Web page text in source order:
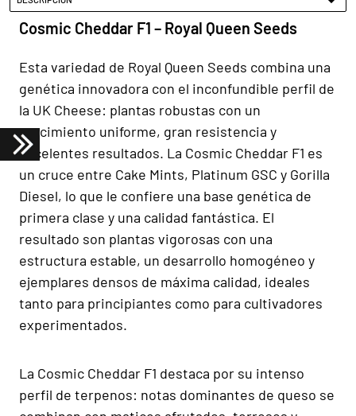
Cosmic Cheddar F1 – Royal Queen Seeds
Esta variedad de Royal Queen Seeds combina una
genética innovadora con el inconfundible perfil de
la UK Cheese: plantas robustas con un
crecimiento uniforme, gran resistencia y
excelentes resultados. La Cosmic Cheddar F1 es
un cruce entre Cake Mints, Platinum GSC y Gorilla
Diesel, lo que le confiere una base genética de
primera clase y una calidad fantástica. El
resultado son plantas vigorosas con una
estructura estable, un desarrollo homogéneo y
ejemplares densos de máxima calidad, ideales
tanto para principiantes como para cultivadores
experimentados.
La Cosmic Cheddar F1 destaca por su intenso
perfil de terpenos: notas dominantes de queso se